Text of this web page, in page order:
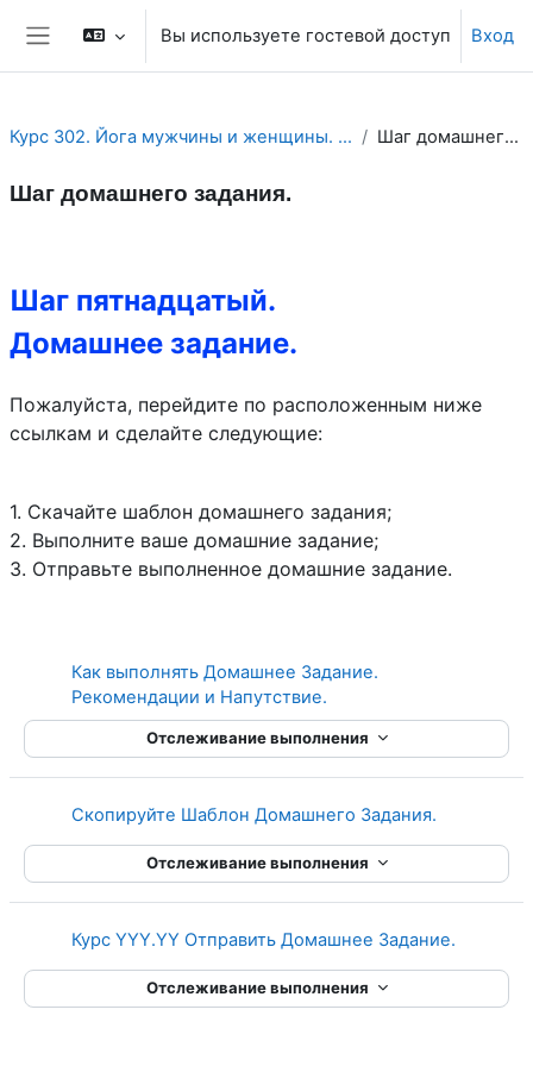
Перейти к основному содержанию
Боковая панель
Вы используете гостевой доступ Вход
Курс 302. Йога мужчины и женщины. Секс. Любовь. Ду... Шаг домашнего задания.
Шаг домашнего задания.
Шаг пятнадцатый.
Домашнее задание.
Пожалуйста, перейдите по расположенным ниже
ссылкам и сделайте следующие:
1. Скачайте шаблон домашнего задания;
2. Выполните ваше домашние задание;
3. Отправьте выполненное домашние задание.
Как выполнять Домашнее Задание.
Рекомендации и Напутствие.
Отслеживание выполнения
Скопируйте Шаблон Домашнего Задания.
Отслеживание выполнения
Курс YYY.YY Отправить Домашнее Задание.
Отслеживание выполнения